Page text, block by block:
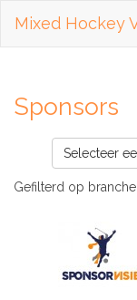
Mixed Hockey
Sponsors
Selecteer
Gefilterd op branche